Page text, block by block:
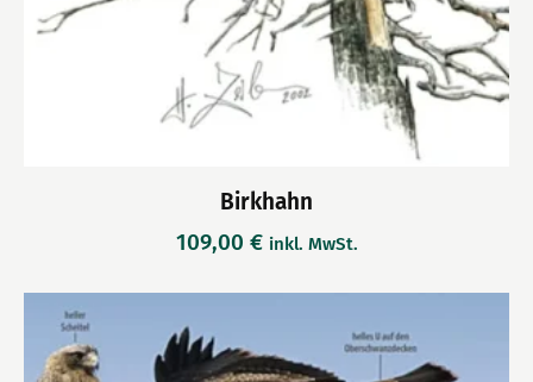
Birkhahn
109,00 € inkl. MwSt.